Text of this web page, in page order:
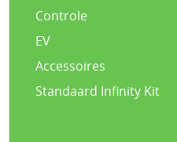
Controle
EV
Accessoires
Standaard Infinity Kit